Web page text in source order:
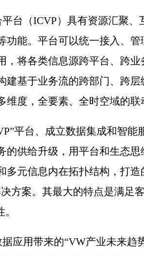
台（ICVP）具有资源汇聚、
功能。平台可以统一接入、
，将各类信息源跨平台、跨
建基于业务流的跨部门、跨
维度，全要素、全时空域的联
平台、成立数据集成和智能
的供给升级，用平台和生态
多元信息内在拓扑结构，打
方案。其最大的特点是满足
应用带来的“VW产业未来趋